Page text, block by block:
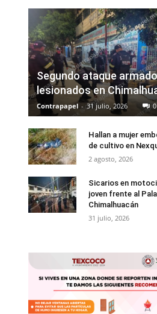
Segundo ataque
lesionados en
Contrapapel - 31 julio, 2026 0
Hallan a mujer
de cultivo en
2 agosto, 2026
Sicarios en
joven frente al
Chimalhuacán
31 julio, 2026